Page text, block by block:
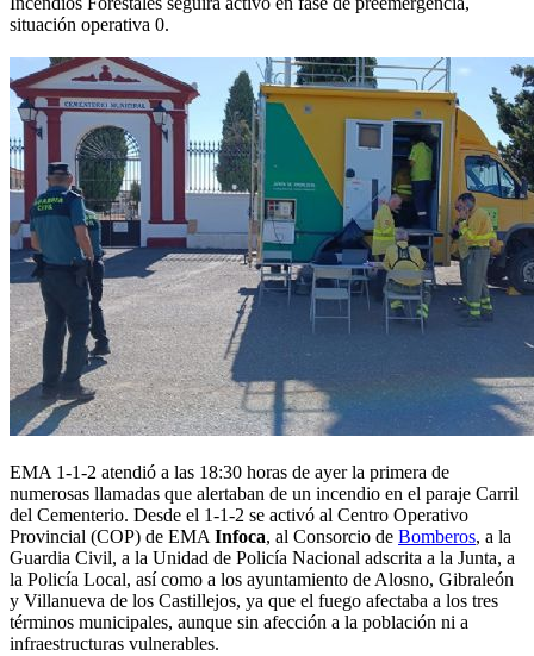
situación operativa 0.
EMA 1-1-2 atendió a las 18:30 horas de ayer la primera de
numerosas llamadas que alertaban de un incendio en el paraje Carril
del Cementerio. Desde el 1-1-2 se activó al Centro Operativo
Provincial (COP) de EMA Infoca, al Consorcio de Bomberos, a la
Guardia Civil, a la Unidad de Policía Nacional adscrita a la Junta, a
la Policía Local, así como a los ayuntamiento de Alosno, Gibraleón
y Villanueva de los Castillejos, ya que el fuego afectaba a los tres
términos municipales, aunque sin afección a la población ni a
infraestructuras vulnerables.